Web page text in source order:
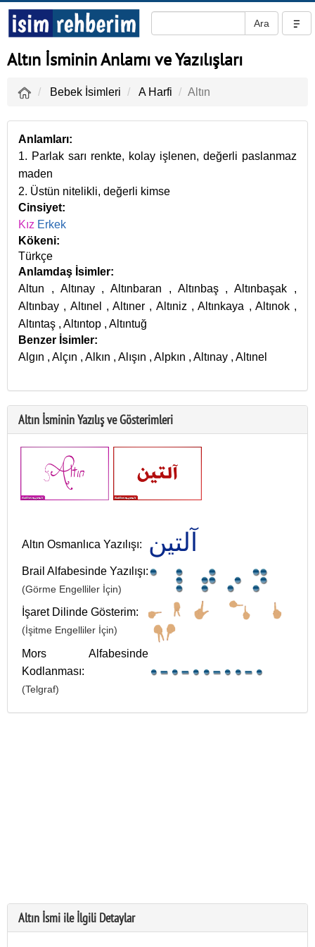
Altın İsminin Anlamı ve Yazılışları
Bebek İsimleri A Harfi Altın
Anlamları:
1. Parlak sarı renkte, kolay işlenen, değerli paslanmaz
maden
2. Üstün nitelikli, değerli kimse
Cinsiyet:
Kız Erkek
Kökeni:
Türkçe
Anlamdaş İsimler:
Altun
, Altınay ,Altınbaran , Altınbaş ,Altınbaşak
,
Altınbay , Altınel ,Altıner , Altıniz ,Altınkaya , Altınok ,
Altıntaş , Altıntop , Altıntuğ
Benzer İsimler:
Algın , Alçın , Alkın , Alışın , Alpkın , Altınay , Altınel
Altın İsminin Yazılış ve Gösterimleri
Altın Osmanlıca Yazılışı: آلتين
Brail Alfabesinde Yazılışı:
(Görme Engelliler İçin)
İşaret Dilinde Gösterim:
(İşitme Engelliler İçin)
Mors Alfabesinde
Kodlanması:
(Telgraf)
Altın İsmi ile İlgili Detaylar